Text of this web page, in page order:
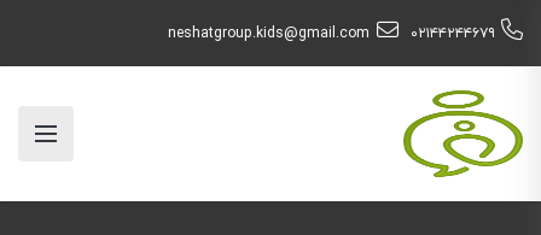
۰۲۱۴۴۲۴۴۶۷۹ neshatgroup.kids@gmail.com